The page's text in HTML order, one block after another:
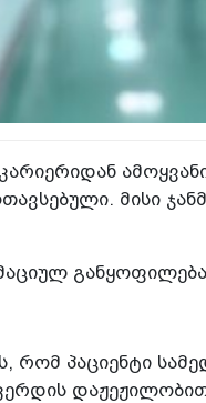
მისი
რომ პაციენტი